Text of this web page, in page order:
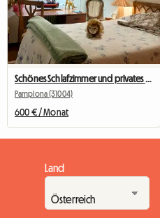
Pamplona (31004)
600 € / Monat
Land